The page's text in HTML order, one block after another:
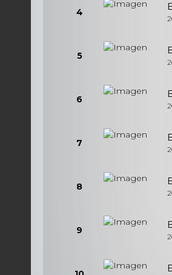
4
5
6
7
8
9